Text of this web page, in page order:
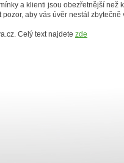
a klienti jsou obezřetnější než
aby vás úvěr nestál zbytečně
Celý text najdete zde